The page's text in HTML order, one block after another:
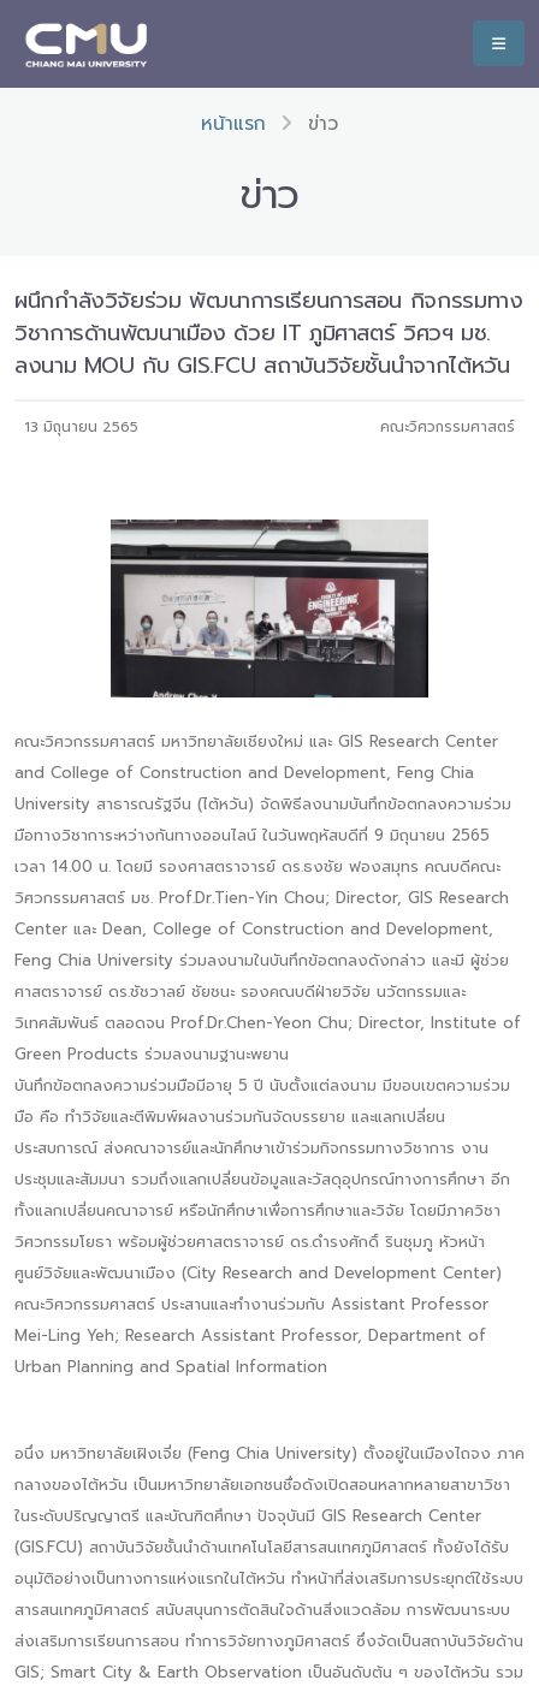
หน้าแรก ข่าว
ข่าว
ผนึกกำลังวิจัยร่วม พัฒนาการเรียนการสอน กิจกรรมทาง
วิชาการด้านพัฒนาเมือง ด้วย IT ภูมิศาสตร์ วิศวฯ มช.
ลงนาม MOU กับ GIS.FCU สถาบันวิจัยชั้นนำจากไต้หวัน
13 มิถุนายน 2565 คณะวิศวกรรมศาสตร์
คณะวิศวกรรมศาสตร์ มหาวิทยาลัยเชียงใหม่ และ GIS Research Center
and College of Construction and Development, Feng Chia
University สาธารณรัฐจีน (ไต้หวัน) จัดพิธีลงนามบันทึกข้อตกลงความร่วม
มือทางวิชาการะหว่างกันทางออนไลน์ ในวันพฤหัสบดีที่ 9 มิถุนายน 2565
เวลา 14.00 น. โดยมี รองศาสตราจารย์ ดร.ธงชัย ฟองสมุทร คณบดีคณะ
วิศวกรรมศาสตร์ มช. Prof.Dr.Tien-Yin Chou; Director, GIS Research
Center และ Dean, College of Construction and Development,
Feng Chia University ร่วมลงนามในบันทึกข้อตกลงดังกล่าว และมี ผู้ช่วย
ศาสตราจารย์ ดร.ชัชวาลย์ ชัยชนะ รองคณบดีฝ่ายวิจัย นวัตกรรมและ
วิเทศสัมพันธ์ ตลอดจน Prof.Dr.Chen-Yeon Chu; Director, Institute of
Green Products ร่วมลงนามฐานะพยาน
บันทึกข้อตกลงความร่วมมือมีอายุ 5 ปี นับตั้งแต่ลงนาม มีขอบเขตความร่วม
มือ คือ ทำวิจัยและตีพิมพ์ผลงานร่วมกันจัดบรรยาย และแลกเปลี่ยน
ประสบการณ์ ส่งคณาจารย์และนักศึกษาเข้าร่วมกิจกรรมทางวิชาการ งาน
ประชุมและสัมมนา รวมถึงแลกเปลี่ยนข้อมูลและวัสดุอุปกรณ์ทางการศึกษา อีก
ทั้งแลกเปลี่ยนคณาจารย์ หรือนักศึกษาเพื่อการศึกษาและวิจัย โดยมีภาควิชา
วิศวกรรมโยธา พร้อมผู้ช่วยศาสตราจารย์ ดร.ดํารงศักดิ์ รินชุมภู หัวหน้า
ศูนย์วิจัยและพัฒนาเมือง (City Research and Development Center)
คณะวิศวกรรมศาสตร์ ประสานและทำงานร่วมกับ Assistant Professor
Mei-Ling Yeh; Research Assistant Professor, Department of
Urban Planning and Spatial Information
อนึ่ง มหาวิทยาลัยเฝิงเจี่ย (Feng Chia University) ตั้งอยู่ในเมืองไถจง ภาค
กลางของไต้หวัน เป็นมหาวิทยาลัยเอกชนชื่อดังเปิดสอนหลากหลายสาขาวิชา
ในระดับปริญญาตรี และบัณฑิตศึกษา ปัจจุบันมี GIS Research Center
(GIS.FCU) สถาบันวิจัยชั้นนำด้านเทคโนโลยีสารสนเทศภูมิศาสตร์ ทั้งยังได้รับ
อนุมัติอย่างเป็นทางการแห่งแรกในไต้หวัน ทำหน้าที่ส่งเสริมการประยุกต์ใช้ระบบ
สารสนเทศภูมิศาสตร์ สนับสนุนการตัดสินใจด้านสิ่งแวดล้อม การพัฒนาระบบ
ส่งเสริมการเรียนการสอน ทำการวิจัยทางภูมิศาสตร์ ซึ่งจัดเป็นสถาบันวิจัยด้าน
GIS; Smart City & Earth Observation เป็นอันดับต้น ๆ ของไต้หวัน รวม